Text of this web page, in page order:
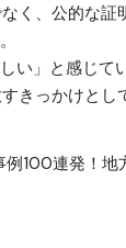
く、公的な証
い」と感じて
きっかけとし
例100連発！